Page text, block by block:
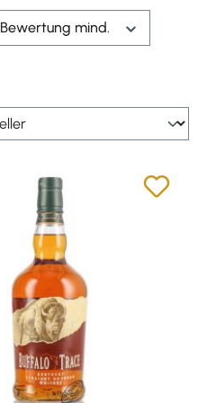
Bewertung mind.